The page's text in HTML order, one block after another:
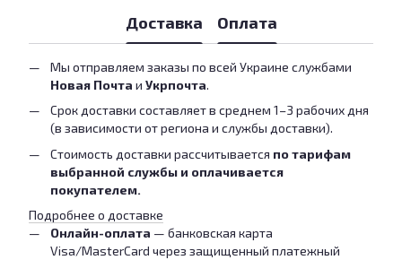
Доставка Оплата
Мы отправляем заказы по всей Украине службами
Новая Почта и Укрпочта.
Срок доставки составляет в среднем 1–3 рабочих дня
(в зависимости от региона и службы доставки).
Стоимость доставки рассчитывается по тарифам
выбранной службы и оплачивается
покупателем.
Подробнее о доставке
Онлайн-оплата — банковская карта
Visa/MasterCard через защищенный платежный